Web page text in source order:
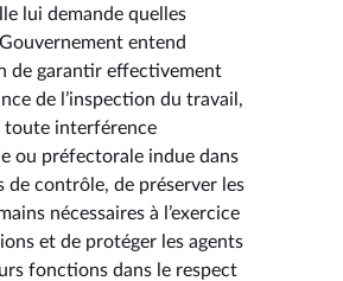
lui demande quelles
entend
de garantir effectivement
de l’inspection du travail,
toute interférence
ou préfectorale indue dans
de contrôle, de préserver les
nécessaires à l’exercice
et de protéger les agents
fonctions dans le respect